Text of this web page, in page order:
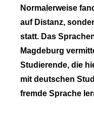
Normalerweise
auf Distanz,
statt. Das
Magdeburg
Studierende, die
mit deutschen
fremde Sprache